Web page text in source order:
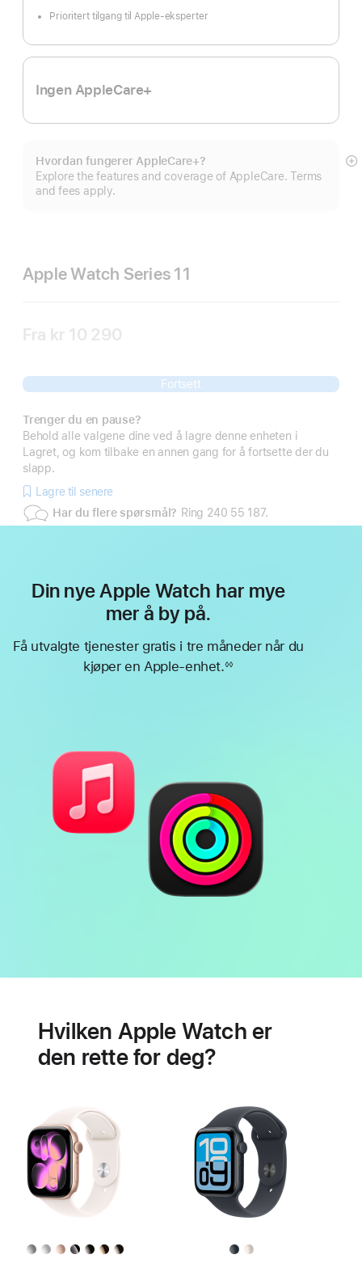
Prioritert tilgang til Apple-eksperter
Ingen AppleCare+
Hvordan fungerer AppleCare+?
Explore the features and coverage of AppleCare. Terms
and fees apply.
Apple Watch Series 11
Fra kr 10 290
Fortsett
Trenger du en pause?
Behold alle valgene dine ved å lagre denne enheten i
Lagret, og kom tilbake en annen gang for å fortsette der du
slapp.
Lagre til senere
Har du flere spørsmål? Ring 240 55 187.
Din nye Apple Watch har mye
mer å by på.
Få utvalgte tjenester gratis i tre måneder når du
kjøper en Apple-enhet.◊◊
Hvilken Apple Watch er
den rette for deg?